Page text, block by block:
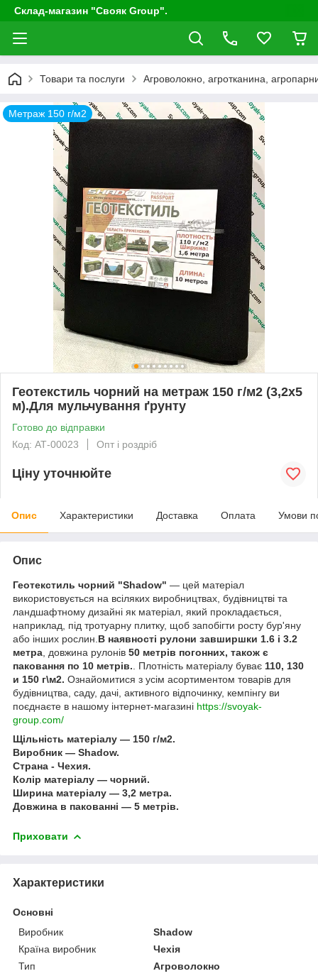
Склад-магазин "Свояк Group".
Товари та послуги Агроволокно, агротканина,
Метраж 150 г/м2
Геотекстиль чорний на метраж 150 г/м2 (3,2х5
м).Для мульчування ґрунту
Готово до відправки
Код: АТ-00023
Опт і роздріб
Ціну уточнюйте
Опис Характеристики Доставка Оплата Умови
Опис
Геотекстиль чорний "Shadow" — цей матеріал
використовується на всіляких виробництвах, будівництві та
ландшафтному дизайні як матеріал, який прокладається,
наприклад, під тротуарну плитку, щоб запобігти росту бур'яну
або інших рослин. В наявності рулони завширшки 1.6 і 3.2
метра , довжина рулонів 50 метрів погонних, також є
паковання по 10 метрів. . Плотність матеріалу буває 110, 130
и 150 г\м2. Ознайомитися з усім асортиментом товарів для
будівництва, саду, дачі, активного відпочинку, кемпінгу ви
поєднаєте в нашому інтернет-магазині https://svoyak-
group.com/
Щільність матеріалу — 150 г/м2.
Виробник — Shadow.
Страна - Чехия.
Колір матеріалу — чорний.
Ширина матеріалу — 3,2 метра.
Довжина в пакованні — 5 метрів.
Приховати
Характеристики
Основні
Виробник
Shadow
Країна виробник
Чехія
Тип
Агроволокно